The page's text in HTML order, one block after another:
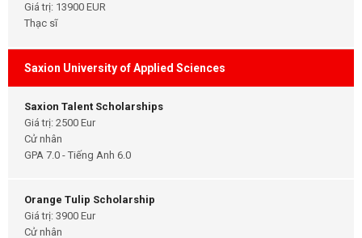
Giá trị: 13900 EUR
Thạc sĩ
Saxion University of Applied Sciences
Saxion Talent Scholarships
Giá trị: 2500 Eur
Cử nhân
GPA 7.0 - Tiếng Anh 6.0
Orange Tulip Scholarship
Giá trị: 3900 Eur
Cử nhân